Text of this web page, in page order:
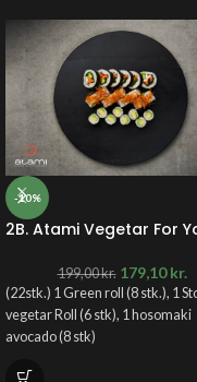
-10%
2B. Atami Vegetar For
199,00kr. 179,10kr.
(22stk.) 1 Green roll (8 stk.), 1
vegetar Roll (6 stk), 1 hosomaki
avocado (8 stk)